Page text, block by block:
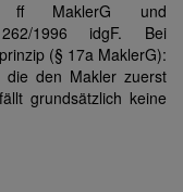
MaklerG und
262/1996 idgF. Bei
(§ 17a MaklerG):
den Makler zuerst
grundsätzlich keine